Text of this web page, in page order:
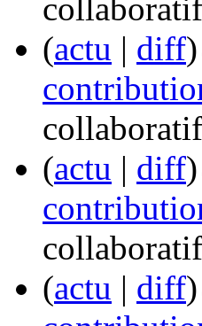
(actu | diff)
(actu | diff)
(actu | diff)